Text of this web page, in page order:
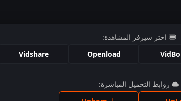
اختر سيرفر المشاهدة:
Openload
Vidshare
اضغط للمشاهدة
روابط التحميل المباشرة: